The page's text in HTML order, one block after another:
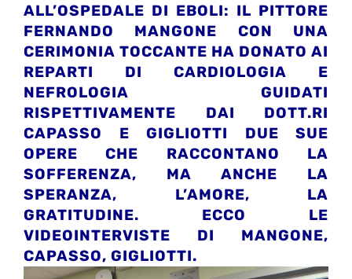
ALL’OSPEDALE DI EBOLI: IL PITTORE
FERNANDO MANGONE CON UNA
CERIMONIA TOCCANTE HA DONATO AI
REPARTI DI CARDIOLOGIA E
NEFROLOGIA GUIDATI
RISPETTIVAMENTE DAI DOTT.RI
CAPASSO E GIGLIOTTI DUE SUE
OPERE CHE RACCONTANO LA
SOFFERENZA, MA ANCHE LA
SPERANZA, L’AMORE, LA
GRATITUDINE. ECCO LE
VIDEOINTERVISTE DI MANGONE,
CAPASSO, GIGLIOTTI.